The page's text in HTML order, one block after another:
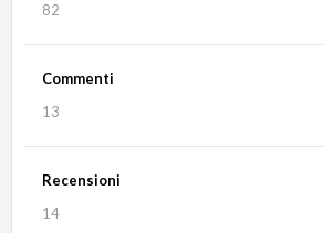
82
Commenti
13
Recensioni
14